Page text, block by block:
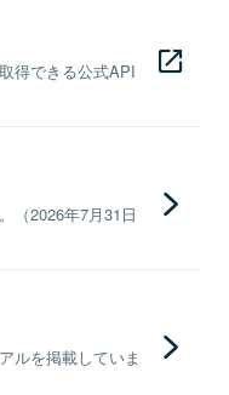
得できる公式API
（2026年7月31日
ルを掲載していま